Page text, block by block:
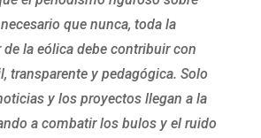
que nunca, toda la
de la eólica debe contribuir con
transparente y pedagógica. Solo
y los proyectos llegan a la
a combatir los bulos y el ruido